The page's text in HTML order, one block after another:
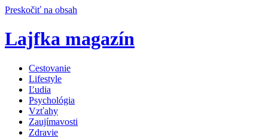
Preskočiť na obsah
Lajfka magazín
Cestovanie
Lifestyle
Ľudia
Psychológia
Vzťahy
Zaujímavosti
Zdravie